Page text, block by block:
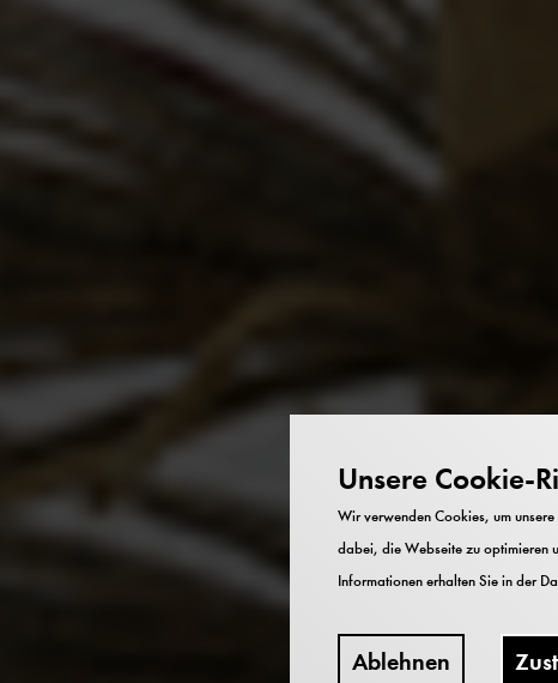
Unsere Cookie-
Wir verwenden Cookies, um
dabei, die Webseite zu optimieren
Informationen erhalten Sie in der
Ablehnen